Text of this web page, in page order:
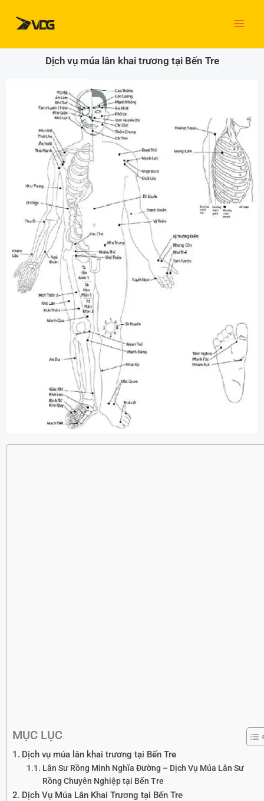
dung
Dịch vụ múa lân khai trương tại Bến Tre
MỤC LỤC
Dịch vụ múa lân khai trương tại Bến Tre
Lân Sư Rồng Minh Nghĩa Đường – Dịch Vụ Múa Lân Sư
Rồng Chuyên Nghiệp tại Bến Tre
Dịch Vụ Múa Lân Khai Trương tại Bến Tre